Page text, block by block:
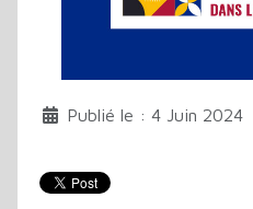
Publié le : 4 Juin 2024